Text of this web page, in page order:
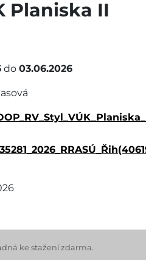
Planiska II
do 03.06.2026
ke stažení zdarma.